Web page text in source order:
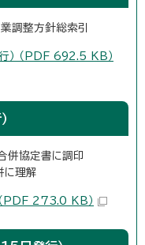
調整方針総索引
） （PDF 692.5 KB）
併協定書に調印
に理解
PDF 273.0 KB）